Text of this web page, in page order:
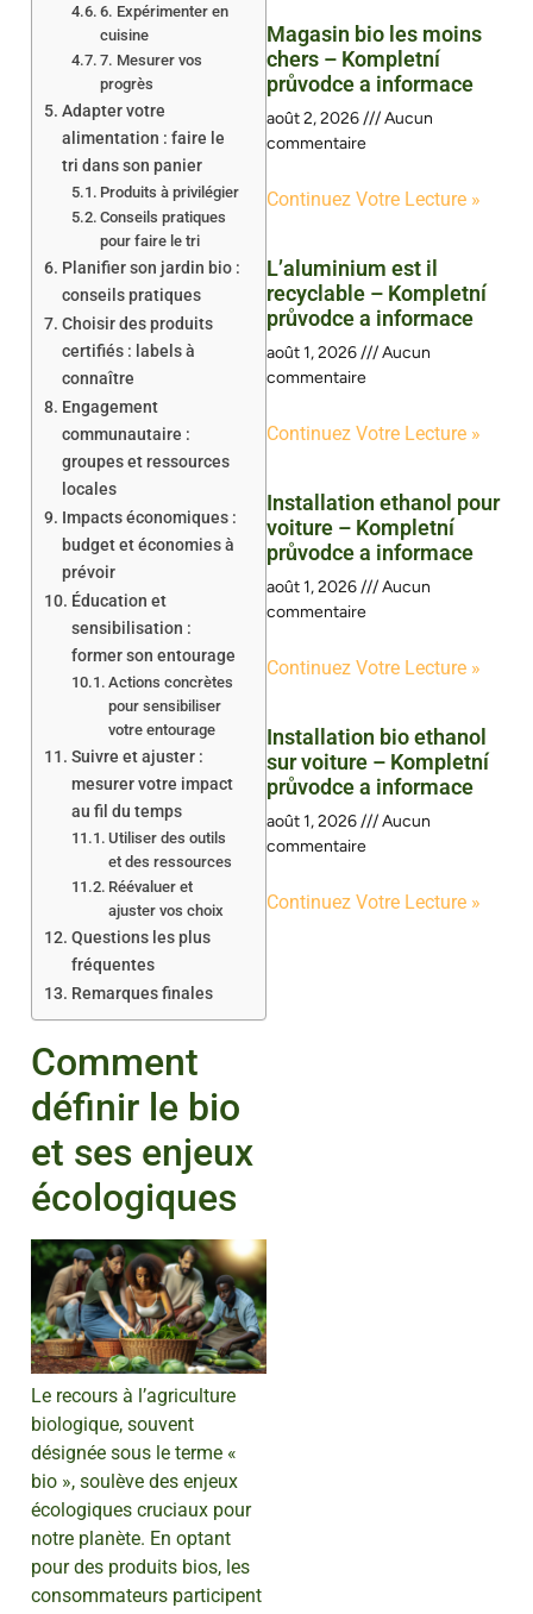
6. Expérimenter en
cuisine
7. Mesurer vos
progrès
Adapter votre
alimentation : faire le
tri dans son panier
Produits à privilégier
Conseils pratiques
pour faire le tri
Planifier son jardin bio :
conseils pratiques
Choisir des produits
certifiés : labels à
connaître
Engagement
communautaire :
groupes et ressources
locales
Impacts économiques :
budget et économies à
prévoir
Éducation et
sensibilisation :
former son entourage
Actions concrètes
pour sensibiliser
votre entourage
Suivre et ajuster :
mesurer votre impact
au fil du temps
Utiliser des outils
et des ressources
Réévaluer et
ajuster vos choix
Questions les plus
fréquentes
Remarques finales
Comment
définir le bio
et ses enjeux
écologiques
Le recours à l’agriculture
biologique, souvent
désignée sous le terme «
bio », soulève des enjeux
écologiques cruciaux pour
notre planète. En optant
pour des produits bios, les
consommateurs participent
Magasin bio les moins
chers – Kompletní
průvodce a informace
août 2, 2026
Aucun
commentaire
Continuez Votre Lecture »
L’aluminium est il
recyclable – Kompletní
průvodce a informace
août 1, 2026
Aucun
commentaire
Continuez Votre Lecture »
Installation ethanol pour
voiture – Kompletní
průvodce a informace
août 1, 2026
Aucun
commentaire
Continuez Votre Lecture »
Installation bio ethanol
sur voiture – Kompletní
průvodce a informace
août 1, 2026
Aucun
commentaire
Continuez Votre Lecture »